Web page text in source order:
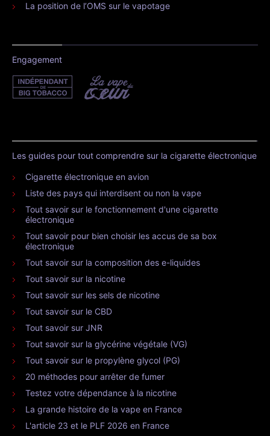
La position de l’OMS sur le vapotage
Engagement
Les guides pour tout comprendre sur la cigarette électronique
Cigarette électronique en avion
Liste des pays qui interdisent ou non la vape
Tout savoir sur le fonctionnement d'une cigarette
électronique
Tout savoir pour bien choisir les accus de sa box
électronique
Tout savoir sur la composition des e-liquides
Tout savoir sur la nicotine
Tout savoir sur les sels de nicotine
Tout savoir sur le CBD
Tout savoir sur JNR
Tout savoir sur la glycérine végétale (VG)
Tout savoir sur le propylène glycol (PG)
20 méthodes pour arrêter de fumer
Testez votre dépendance à la nicotine
La grande histoire de la vape en France
L'article 23 et le PLF 2026 en France